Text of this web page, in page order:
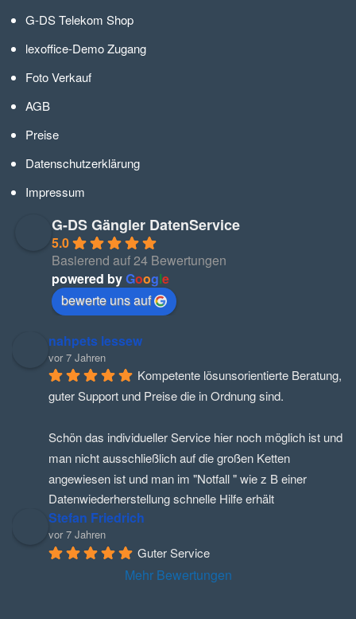
G-DS Telekom Shop
lexoffice-Demo Zugang
Foto Verkauf
AGB
Preise
Datenschutzerklärung
Impressum
G-DS Gängler DatenService
5.0
Basierend auf 24 Bewertungen
powered byGoogle
bewerte uns auf
nahpets lessew
vor 7 Jahren
Kompetente lösunsorientierte Beratung,
guter Support und Preise die in Ordnung sind.
Schön das individueller Service hier noch möglich ist und
man nicht ausschließlich auf die großen Ketten
angewiesen ist und man im "Notfall " wie z B einer
Datenwiederherstellung schnelle Hilfe erhält
Stefan Friedrich
vor 7 Jahren
Guter Service
Mehr Bewertungen